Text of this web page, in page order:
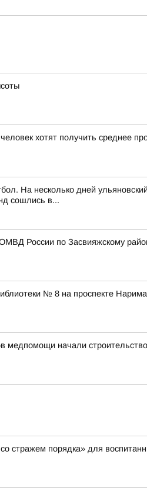
хотят получить среднее
На несколько дней
сошлись в...
России по Засвияжскому
№ 8 на проспекте
медпомощи начали
стражем порядка» для